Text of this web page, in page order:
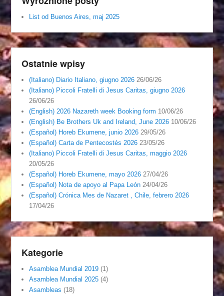
List od Buenos Aires, maj 2025
Ostatnie wpisy
(Italiano) Diario Italiano, giugno 2026 26/06/26
(Italiano) Piccoli Fratelli di Jesus Caritas, giugno 2026
26/06/26
(English) 2026 Nazareth week Booking form 10/06/26
(English) Be Brothers Uk and Ireland, June 2026 10/06/26
(Español) Horeb Ekumene, junio 2026 29/05/26
(Español) Carta de Pentecostés 2026 23/05/26
(Italiano) Piccoli Fratelli di Jesus Caritas, maggio 2026
20/05/26
(Español) Horeb Ekumene, mayo 2026 27/04/26
(Español) Nota de apoyo al Papa León 24/04/26
(Español) Crónica Mes de Nazaret , Chile, febrero 2026
17/04/26
Kategorie
Asamblea Mundial 2019 (1)
Asamblea Mundial 2025 (4)
Asambleas (18)